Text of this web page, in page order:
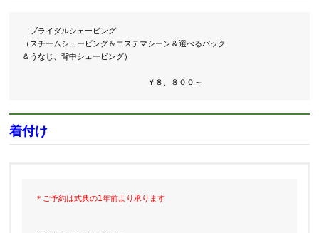
ブライダルシェービング
（スチームシェービング＆エステマシーン＆選べるパック
＆うなじ、背中シェービング）
￥８、８００～
着付け
＊ご予約は式典の1年前より承ります